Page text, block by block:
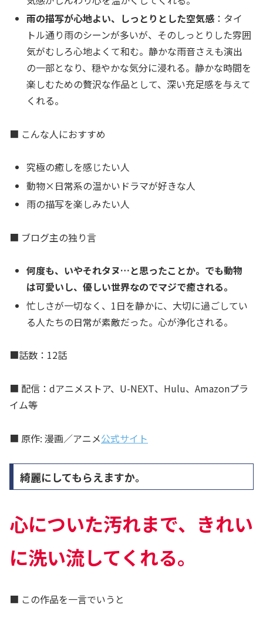
雨の描写が心地よい、しっとりとした空気感 ：タイ
トル通り雨のシーンが多いが、そのしっとりした雰囲
気がむしろ心地よくて和む。静かな雨音さえも演出
の一部となり、穏やかな気分に浸れる。静かな時間を
楽しむための贅沢な作品として、深い充足感を与えて
くれる。
■ こんな人におすすめ
究極の癒しを感じたい人
動物×日常系の温かいドラマが好きな人
雨の描写を楽しみたい人
■ ブログ主の独り言
何度も、いやそれタヌ…と思ったことか。でも動物
は可愛いし、優しい世界なのでマジで癒される。
忙しさが一切なく、1日を静かに、大切に過ごしてい
る人たちの日常が素敵だった。心が浄化される。
■話数：12話
■ 配信：dアニメストア、U-NEXT、Hulu、Amazonプラ
イム等
■ 原作: 漫画／アニメ公式サイト
綺麗にしてもらえますか。
心についた汚れまで、きれい
に洗い流してくれる。
■ この作品を一言でいうと